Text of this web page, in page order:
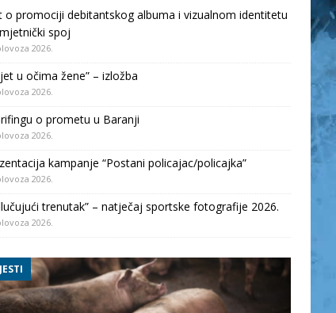
o promociji debitantskog albuma i vizualnom identitetu
spoj
2026.
u očima žene” – izložba
2026.
o prometu u Baranji
2026.
kampanje “Postani policajac/policajka”
2026.
trenutak” – natječaj sportske fotografije 2026.
2026.